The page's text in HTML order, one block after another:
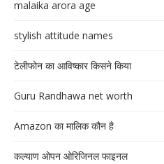
malaika arora age
stylish attitude names
टेलीफोन का आविष्कार किसने किया
Guru Randhawa net worth
Amazon का मालिक कौन है
कल्याण ओपन ओरिजिनल फाइनल